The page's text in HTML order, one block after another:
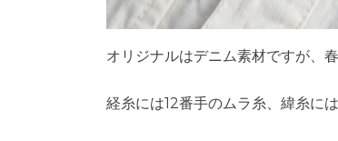
オリジナルはデニム素材ですが、
経糸には12番手のムラ糸、緯糸に